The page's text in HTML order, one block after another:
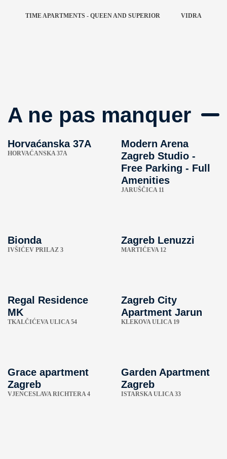
TIME APARTMENTS - QUEEN AND SUPERIOR VIDRA
A ne pas manquer
Horvaćanska 37A
HORVAĆANSKA 37A
Modern Arena
Zagreb Studio -
Free Parking - Full
Amenities
JARUŠČICA 11
Bionda
IVŠIĆEV PRILAZ 3
Zagreb Lenuzzi
MARTIĆEVA 12
Regal Residence
MK
TKALČIĆEVA ULICA 54
Zagreb City
Apartment Jarun
KLEKOVA ULICA 19
Grace apartment
Zagreb
VJENCESLAVA RICHTERA 4
Garden Apartment
Zagreb
ISTARSKA ULICA 33